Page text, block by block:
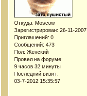
Откуда: Moscow
Зарегистрирован: 26-11-2007
Приглашений: 0
Сообщений: 473
Пол: Женский
Провел на форуме:
9 часов 32 минуты
Последний визит:
03-7-2012 15:35:57